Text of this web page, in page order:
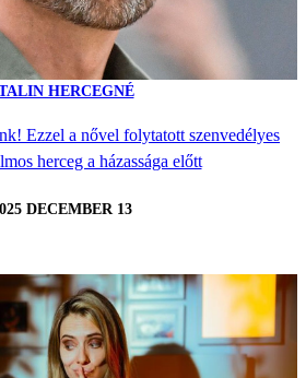
HERCEGNÉ
Ezzel a nővel folytatott szenvedélyes
herceg a házassága előtt
DECEMBER 13